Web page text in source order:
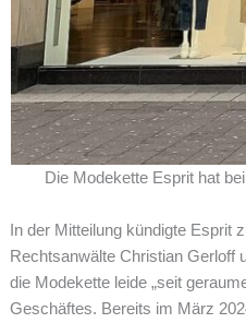
Die Modekette Esprit hat
In der Mitteilung kündigte Esprit
Rechtsanwälte Christian Gerloff
die Modekette leide „seit
Geschäftes. Bereits im März